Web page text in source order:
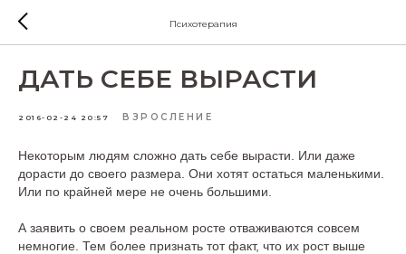
Психотерапия
ДАТЬ СЕБЕ ВЫРАСТИ
2016-02-24 20:57 ВЗРОСЛЕНИЕ
Некоторым людям сложно дать себе вырасти. Или даже
дорасти до своего размера. Они хотят остаться маленькими.
Или по крайней мере не очень большими.
А заявить о своем реальном росте отваживаются совсем
немногие. Тем более признать тот факт, что их рост выше